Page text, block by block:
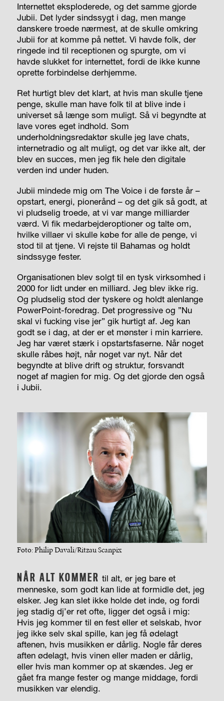
Internettet eksploderede, og det samme gjorde
Jubii. Det lyder sindssygt i dag, men mange
danskere troede nærmest, at de skulle omkring
Jubii for at komme på nettet. Vi havde folk, der
ringede ind til receptionen og spurgte, om vi
havde slukket for internettet, fordi de ikke kunne
oprette forbindelse derhjemme.
Ret hurtigt blev det klart, at hvis man skulle tjene
penge, skulle man have folk til at blive inde i
universet så længe som muligt. Så vi begyndte at
lave vores eget indhold. Som
underholdningsredaktør skulle jeg lave chats,
internetradio og alt muligt, og det var ikke alt, der
blev en succes, men jeg fik hele den digitale
verden ind under huden.
Jubii mindede mig om The Voice i de første år –
opstart, energi, pionerånd – og det gik så godt, at
vi pludselig troede, at vi var mange milliarder
værd. Vi fik medarbejderoptioner og talte om,
hvilke villaer vi skulle købe for alle de penge, vi
stod til at tjene. Vi rejste til Bahamas og holdt
sindssyge fester.
Organisationen blev solgt til en tysk virksomhed i
2000 for lidt under en milliard. Jeg blev ikke rig.
Og pludselig stod der tyskere og holdt alenlange
PowerPoint-foredrag. Det progressive og ”Nu
skal vi fucking vise jer” gik hurtigt af. Jeg kan
godt se i dag, at der er et mønster i min karriere.
Jeg har været stærk i opstartsfaserne. Når noget
skulle råbes højt, når noget var nyt. Når det
begyndte at blive drift og struktur, forsvandt
noget af magien for mig. Og det gjorde den også
i Jubii.
Foto: Philip Davali/Ritzau Scanpix
NÅR ALT KOMMER til alt, er jeg bare et
menneske, som godt kan lide at formidle det, jeg
elsker. Jeg kan slet ikke holde det inde, og fordi
jeg stadig dj’er ret ofte, ligger det også i mig:
Hvis jeg kommer til en fest eller et selskab, hvor
jeg ikke selv skal spille, kan jeg få ødelagt
aftenen, hvis musikken er dårlig. Nogle får deres
aften ødelagt, hvis vinen eller maden er dårlig,
eller hvis man kommer op at skændes. Jeg er
gået fra mange fester og mange middage, fordi
musikken var elendig.